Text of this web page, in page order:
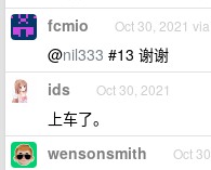
fcmio Oct 30, 2021
@nil333 #13 谢谢
ids Oct 30, 2021
上车了。
wensonsmith Oct